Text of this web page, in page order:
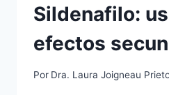
Sildenafilo:
efectos
Por Dra. Laura Joigneau